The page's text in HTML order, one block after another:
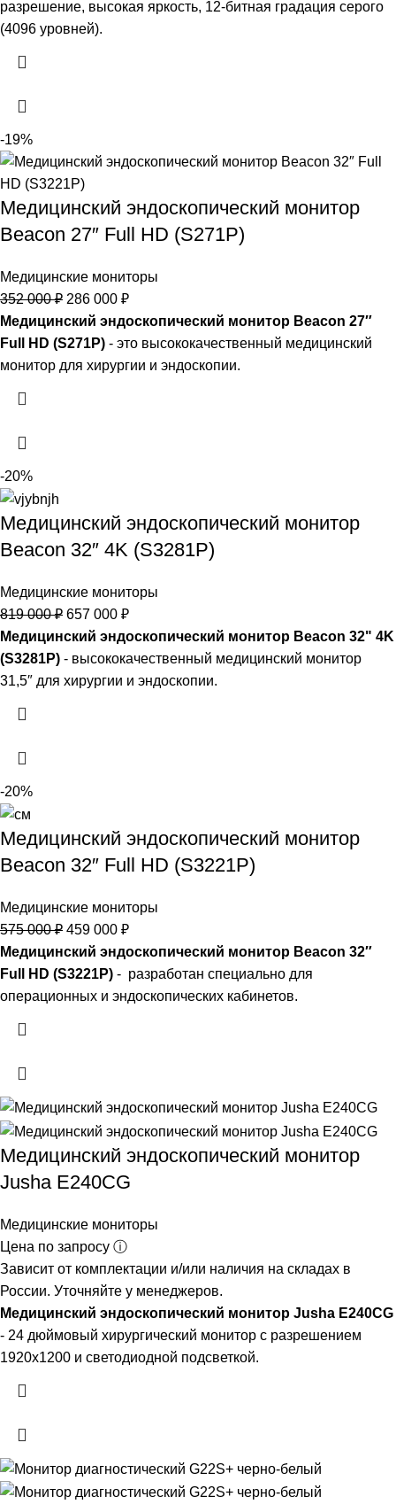
разрешение, высокая яркость, 12-битная градация серого
(4096 уровней).
-19%
Медицинский эндоскопический монитор
Beacon 27″ Full HD (S271P)
Медицинские мониторы
352 000₽ 286 000 ₽
Медицинский эндоскопический монитор Beacon 27″
Full HD (S271P) - это высококачественный медицинский
монитор для хирургии и эндоскопии.
-20%
Медицинский эндоскопический монитор
Beacon 32″ 4K (S3281P)
Медицинские мониторы
819 000₽ 657 000 ₽
Медицинский эндоскопический монитор Beacon 32" 4K
(S3281P) - высококачественный медицинский монитор
31,5″ для хирургии и эндоскопии.
-20%
Медицинский эндоскопический монитор
Beacon 32″ Full HD (S3221P)
Медицинские мониторы
575 000₽ 459 000 ₽
Медицинский эндоскопический монитор Beacon 32″
Full HD (S3221P) - разработан специально для
операционных и эндоскопических кабинетов.
Медицинский эндоскопический монитор
Jusha E240CG
Медицинские мониторы
Цена по запросу ⓘ
Зависит от комплектации и/или наличия на складах в
России. Уточняйте у менеджеров.
Медицинский эндоскопический монитор Jusha E240CG
- 24 дюймовый хирургический монитор с разрешением
1920x1200 и светодиодной подсветкой.